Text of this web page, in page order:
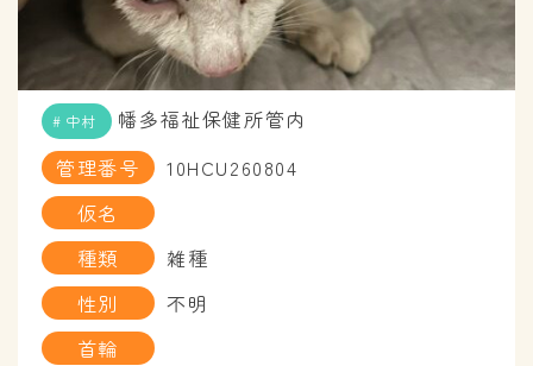
中村
幡多福祉保健所管内
管理番号
10HCU260804
仮名
種類
雑種
性別
不明
首輪